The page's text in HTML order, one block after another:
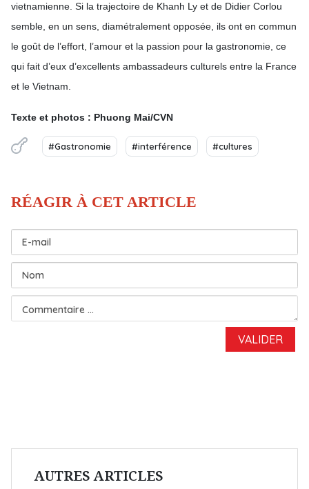
vietnamienne. Si la trajectoire de Khanh Ly et de Didier Corlou
semble, en un sens, diamétralement opposée, ils ont en commun
le goût de l’effort, l’amour et la passion pour la gastronomie, ce
qui fait d’eux d’excellents ambassadeurs culturels entre la France
et le Vietnam.
Texte et photos : Phuong Mai/CVN
#Gastronomie #interférence #cultures
AUTRES ARTICLES